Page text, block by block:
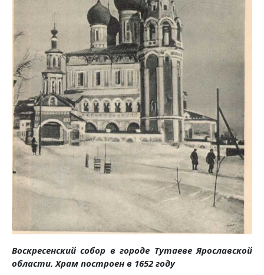
Воскресенский собор в городе Тутаеве Ярославской
области. Храм построен в 1652 году